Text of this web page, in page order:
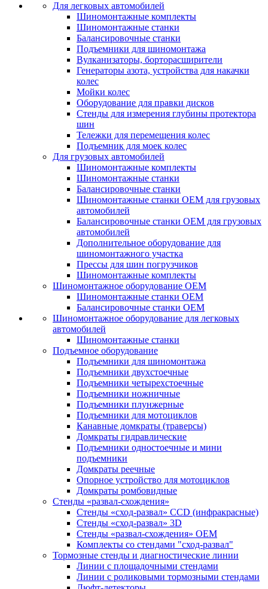
Для легковых автомобилей
Шиномонтажные комплекты
Шиномонтажные станки
Балансировочные станки
Подъемники для шиномонтажа
Вулканизаторы, борторасширители
Генераторы азота, устройства для накачки
колес
Мойки колес
Оборудование для правки дисков
Стенды для измерения глубины протектора
шин
Тележки для перемещения колес
Подъемник для моек колеc
Для грузовых автомобилей
Шиномонтажные комплекты
Шиномонтажные станки
Балансировочные станки
Шиномонтажные станки ОЕМ для грузовых
автомобилей
Балансировочные станки ОЕМ для грузовых
автомобилей
Дополнительное оборудование для
шиномонтажного участка
Прессы для шин погрузчиков
Шиномонтажные комплекты
Шиномонтажное оборудование ОЕМ
Шиномонтажные станки ОЕМ
Балансировочные станки ОЕМ
Шиномонтажное оборудование для легковых
автомобилей
Шиномонтажные станки
Подъемное оборудование
Подъемники для шиномонтажа
Подъемники двухстоечные
Подъемники четырехстоечные
Подъемники ножничные
Подъемники плунжерные
Подъемники для мотоциклов
Канавные домкраты (траверсы)
Домкраты гидравлические
Подъемники одностоечные и мини
подъемники
Домкраты реечные
Опорное устройство для мотоциклов
Домкраты ромбовидные
Стенды «развал-схождения»
Стенды «сход-развал» CCD (инфракрасные)
Стенды «сход-развал» 3D
Стенды «развал-схождения» ОЕМ
Комплекты со стендами "сход-развал"
Тормозные стенды и диагностические линии
Линии с площадочными стендами
Линии с роликовыми тормозными стендами